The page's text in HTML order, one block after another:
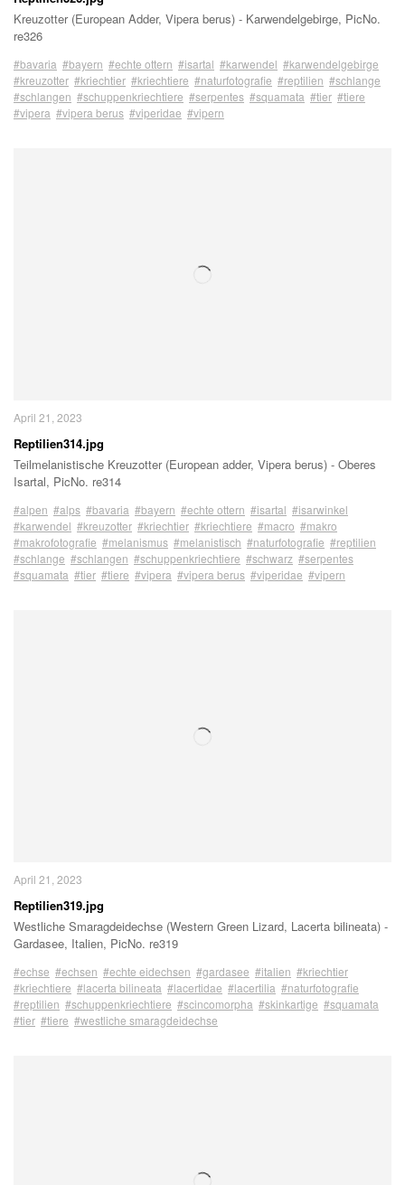
Kreuzotter (European Adder, Vipera berus) - Karwendelgebirge, PicNo.
re326
#bavaria #bayern #echte ottern #isartal #karwendel #karwendelgebirge
#kreuzotter #kriechtier #kriechtiere #naturfotografie #reptilien #schlange
#schlangen #schuppenkriechtiere #serpentes #squamata #tier #tiere
#vipera #vipera berus #viperidae #vipern
April 21, 2023
Reptilien314.jpg
Teilmelanistische Kreuzotter (European adder, Vipera berus) - Oberes
Isartal, PicNo. re314
#alpen #alps #bavaria #bayern #echte ottern #isartal #isarwinkel
#karwendel #kreuzotter #kriechtier #kriechtiere #macro #makro
#makrofotografie #melanismus #melanistisch #naturfotografie #reptilien
#schlange #schlangen #schuppenkriechtiere #schwarz #serpentes
#squamata #tier #tiere #vipera #vipera berus #viperidae #vipern
April 21, 2023
Reptilien319.jpg
Westliche Smaragdeidechse (Western Green Lizard, Lacerta bilineata) -
Gardasee, Italien, PicNo. re319
#echse #echsen #echte eidechsen #gardasee #italien #kriechtier
#kriechtiere #lacerta bilineata #lacertidae #lacertilia #naturfotografie
#reptilien #schuppenkriechtiere #scincomorpha #skinkartige #squamata
#tier #tiere #westliche smaragdeidechse